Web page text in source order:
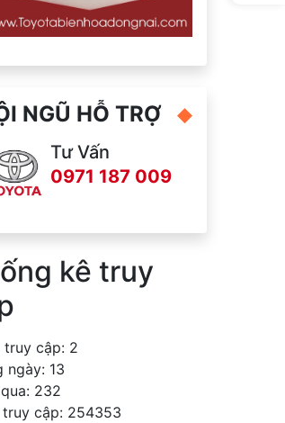
NGŨ HỖ TRỢ
Tư Vấn
0971 187 009
kê truy
cập: 2
ngày: 13
232
truy cập: 254353